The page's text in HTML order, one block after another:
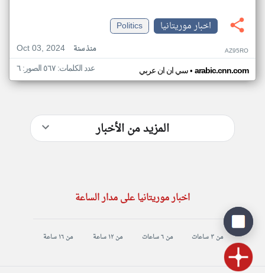
اخبار موريتانيا
Politics
Oct 03, 2024
منذ سنة AZ95RO
سي ان ان عربي• arabic.cnn.com عدد الكلمات: ٥٦٧ الصور: ٦
المزيد من الأخبار
اخبار موريتانيا على مدار الساعة
من ٣ ساعات من ٦ ساعات من ١٢ ساعة من ١٦ ساعة